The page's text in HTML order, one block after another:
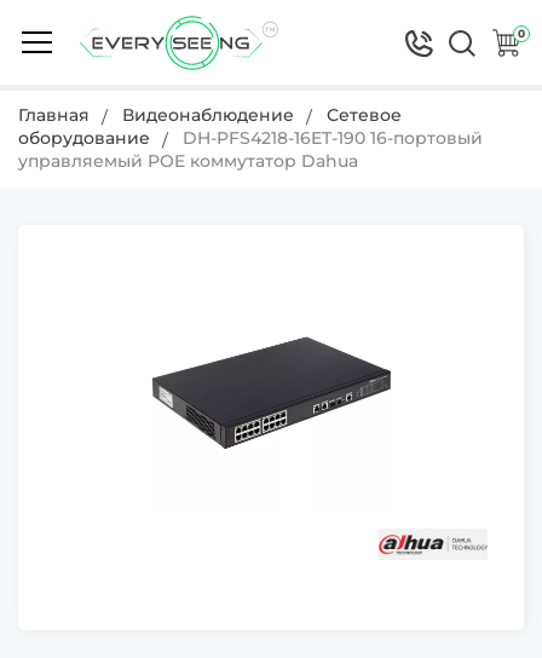
0
Главная Видеонаблюдение
Сетевое
оборудование
DH-PFS4218-16ET-190 16-портовый
управляемый POE коммутатор Dahua